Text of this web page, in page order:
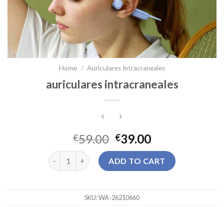
Home / Auriculares Intracraneales
auriculares intracraneales
€59.00 €39.00
auriculares intracraneales quantity
ADD TO CART
SKU:WA-26210660